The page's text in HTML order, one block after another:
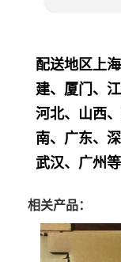
配送地区上
建、厦门、
河北、山西
南、广东、
武汉、广州
相关产品：